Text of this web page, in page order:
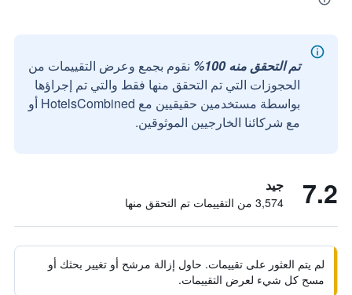
تم التحقق منه 100%
نقوم بجمع وعرض التقييمات من
الحجوزات التي تم التحقق منها فقط والتي تم إجراؤها
بواسطة مستخدمين حقيقيين مع HotelsCombined أو
مع شركائنا الخارجيين الموثوقين.
7.2 جيد
3,574 من التقييمات تم التحقق منها
لم يتم العثور على تقييمات. حاول إزالة مرشح أو تغيير بحثك أو
مسح كل شيء لعرض التقييمات.